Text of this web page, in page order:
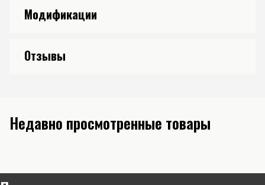
Модификации
Отзывы
Недавно просмотренные товары